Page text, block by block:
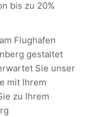
bis zu 20%
Flughafen
gestaltet
Sie unser
mit Ihrem
zu Ihrem